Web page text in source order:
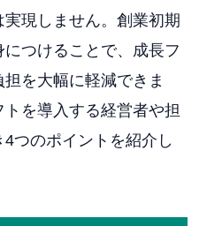
現しません。創業初期
つけることで、成長フ
を大幅に軽減できま
を導入する経営者や担
つのポイントを紹介し